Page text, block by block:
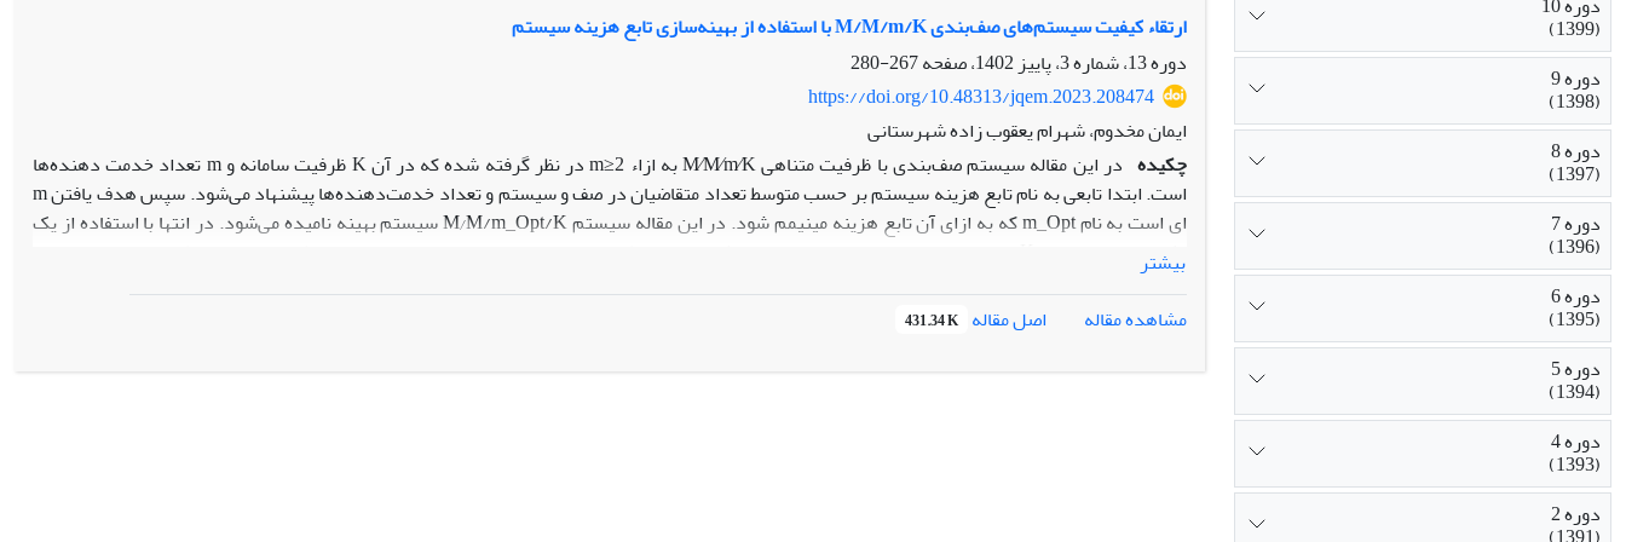
یک مجموعه داده‌ی واقعی برای نشان دادن کاربرد عملی روش‌های پیشنهادی ارایه می‌شود.
اصالت/ارزش‌افزوده علمی:با توجه به اینکه تاکنون هیچ مطالعه‌ای در خصوص توزیع لیندلی توانی تعمیم‌یافته در حضور داده‌های سانسور شده هیبرید نوع دوم
انجام نشده است، یافته‌های این پژوهش می‌تواند برای مطالعات بعدی مورداستفاده قرار گیرد.
ارتقاء کیفیت سیستم‌های صف‌بندی M/M/m/K با استفاده از بهینه‌سازی تابع هزینه سیستم
دوره 13، شماره 3، پاییز 1402، صفحه
267-280
https://doi.org/10.48313/jqem.2023.208474
ایمان مخدوم، شهرام یعقوب زاده شهرستانی
چکیده
در این مقاله سیستم صف‌بندی با ظرفیت متناهی M∕M∕m∕K به ازاء m≥2 در نظر گرفته شده که در آن K ظرفیت سامانه و m تعداد خدمت دهنده‌ها
است. ابتدا تابعی به نام تابع هزینه سیستم بر حسب متوسط تعداد متقاضیان در صف و سیستم و تعداد خدمت‌دهنده‌ها پیشنهاد می‌شود. سپس هدف یافتن m
ای است به نام m_Opt که به ازای آن تابع هزینه مینیمم شود. در این مقاله سیستم M⁄M/m_Opt/K سیستم بهینه نامیده می‌شود. در انتها با استفاده از یک
متقاضیان و معیاری به نام متوسط درجه رضایت متقاضی در این نوع سیستم‌ها به دست آورده می‌شود.
بیشتر
مشاهده مقاله
اصل مقاله 431.34 K
(1399)
دوره 9
(1398)
دوره 8
(1397)
دوره 7
(1396)
دوره 6
(1395)
دوره 5
(1394)
دوره 4
(1393)
دوره 2